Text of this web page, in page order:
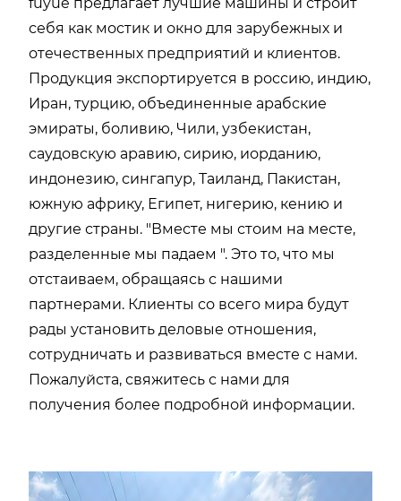
себя как мостик и окно для зарубежных и
отечественных предприятий и клиентов.
Продукция экспортируется в россию, индию,
Иран, турцию, объединенные арабские
эмираты, боливию, Чили, узбекистан,
саудовскую аравию, сирию, иорданию,
индонезию, сингапур, Таиланд, Пакистан,
южную африку, Египет, нигерию, кению и
другие страны. "Вместе мы стоим на месте,
разделенные мы падаем ". Это то, что мы
отстаиваем, обращаясь с нашими
партнерами. Клиенты со всего мира будут
рады установить деловые отношения,
сотрудничать и развиваться вместе с нами.
Пожалуйста, свяжитесь с нами для
получения более подробной информации.